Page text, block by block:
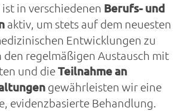
ist in verschiedenen Berufs- und
aktiv, um stets auf dem neuesten
Entwicklungen zu
den regelmäßigen Austausch mit
und dieTeilnahme an
gewährleisten wir eine
evidenzbasierte Behandlung.